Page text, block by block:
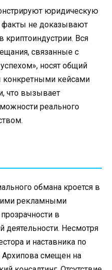
юридическую
факты не доказывают
криптоиндустрии. Вся
связанные с
носят общий
конкретными кейсами
что вызывает
реального
обмана кроется в
рекламными
в
деятельности. Несмотря
и наставника по
Архипова смещен на